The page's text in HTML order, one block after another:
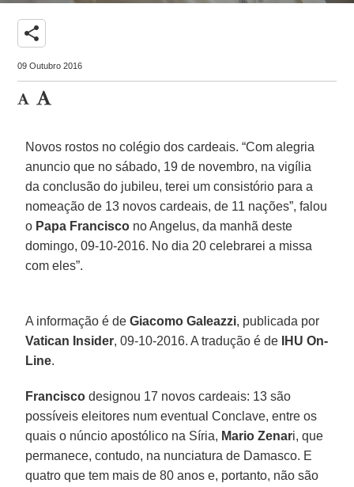
share
09 Outubro 2016
Novos rostos no colégio dos cardeais. “Com alegria
anuncio que no sábado, 19 de novembro, na vigília
da conclusão do jubileu, terei um consistório para a
nomeação de 13 novos cardeais, de 11 nações”, falou
o Papa Francisco no Angelus, da manhã deste
domingo, 09-10-2016. No dia 20 celebrarei a missa
com eles”.
A informação é deGiacomo Galeazzi, publicada por
Vatican Insider, 09-10-2016. A tradução é de
IHU On-
Line.
Francisco designou 17 novos cardeais: 13 são
possíveis eleitores num eventual Conclave, entre os
quais o núncio apostólico na Síria, Mario Zenari, que
permanece, contudo, na nunciatura de Damasco. E
quatro que tem mais de 80 anos e, portanto, não são